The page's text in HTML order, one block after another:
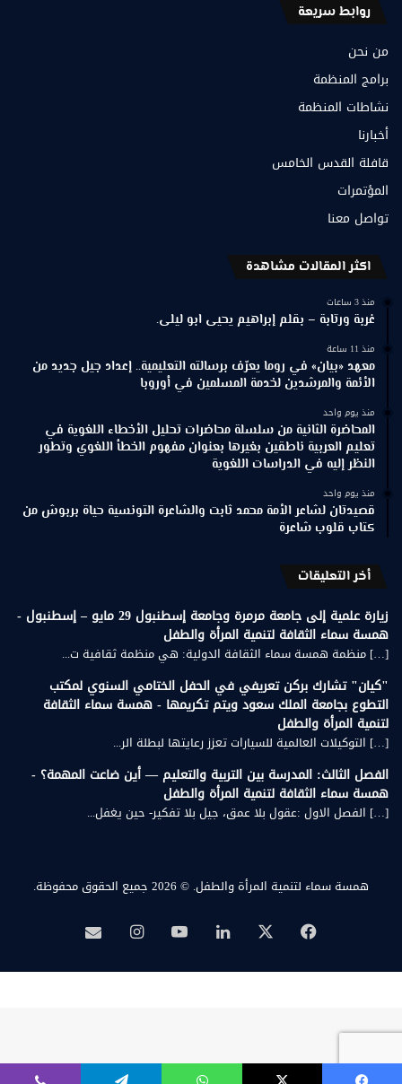
روابط سريعة
من نحن
برامج المنظمة
نشاطات المنظمة
أخبارنا
قافلة القدس الخامس
المؤتمرات
تواصل معنا
اكثر المقالات مشاهدة
منذ 3 ساعات
غربة ورتابة – بقلم إبراهيم يحيى ابو ليلى.
منذ 11 ساعة
معهد «بيان» في روما يعرّف برسالته التعليمية.. إعداد جيل جديد من
الأئمة والمرشدين لخدمة المسلمين في أوروبا
منذ يوم واحد
المحاضرة الثانية من سلسلة محاضرات تحليل الأخطاء اللغوية في
تعليم العربية ناطقين بغيرها بعنوان مفهوم الخطأ اللغوي وتطور
النظر إليه في الدراسات اللغوية
منذ يوم واحد
قصيدتان لشاعر الأمة محمد ثابت والشاعرة التونسية حياة بربوش من
كتاب قلوب شاعرة
أخر التعليقات
زيارة علمية إلى جامعة مرمرة وجامعة إسطنبول 29 مايو – إسطنبول -
همسة سماء الثقافة لتنمية المرأة والطفل
[…] منظمة همسة سماء الثقافة الدولية: هي منظمة ثقافية ت...
"كيان" تشارك بركن تعريفي في الحفل الختامي السنوي لمكتب
التطوع بجامعة الملك سعود ويتم تكريمها - همسة سماء الثقافة
لتنمية المرأة والطفل
[…] التوكيلات العالمية للسيارات تعزز رعايتها لبطلة الر...
الفصل الثالث: المدرسة بين التربية والتعليم — أين ضاعت المهمة؟ -
همسة سماء الثقافة لتنمية المرأة والطفل
[…] الفصل الاول :عقول بلا عمق، جيل بلا تفكير- حين يغفل...
همسة سماء لتنمية المرأة والطفل. © 2026 جميع الحقوق محفوظة.
فيسبوك لينكدإن‫YouTubeانستقرامبريد
همسة